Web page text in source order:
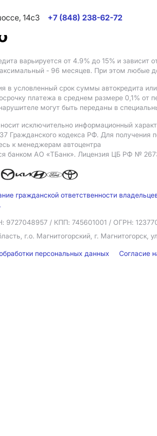
14с3
+7 (848) 238-62-72
варьируется от 4.9% до 15% и зависит
- 96 месяцев. При этом любые
в условленный срок суммы автокредита
платежа в среднем размере 0,1%
могут быть переданы в
исключительно информационный
Гражданского кодекса РФ. Для получения
к менеджерам автоцентра
банком АO «ТБанк». Лицензия ЦБ РФ №
гражданской ответственности
9727048957 / КПП: 745601001 / ОГРН:
г.о. Магнитогорский, г. Магнитогорск,
персональных данных Согласие